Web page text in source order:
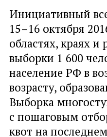
Инициативный
15–16 октября
областях, краях
выборки 1 600
население РФ в
возрасту,
Выборка
с пошаговым
квот на